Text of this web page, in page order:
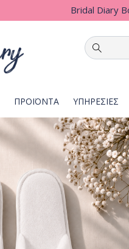
Bridal Diary
ΠΡΟΪΟΝΤΑ ΥΠΗΡΕΣΙΕΣ